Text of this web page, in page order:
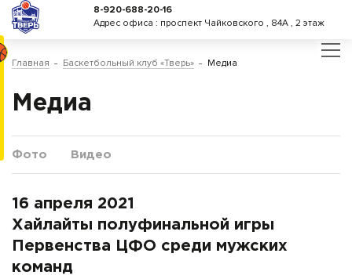
8-920-688-20-16
Адрес офиса : проспект Чайковского , 84А , 2 этаж
Главная Баскетбольный клуб «Тверь» Медиа
Медиа
Фото Видео
16 апреля 2021
Хайлайты полуфинальной игры
Первенства ЦФО среди мужских
команд